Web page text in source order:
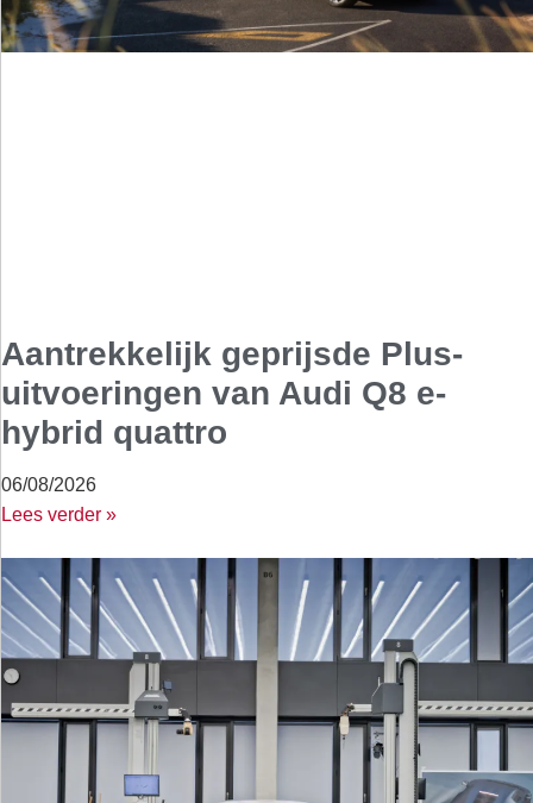
Aantrekkelijk geprijsde Plus-
uitvoeringen van Audi Q8 e-
hybrid quattro
06/08/2026
Lees verder »